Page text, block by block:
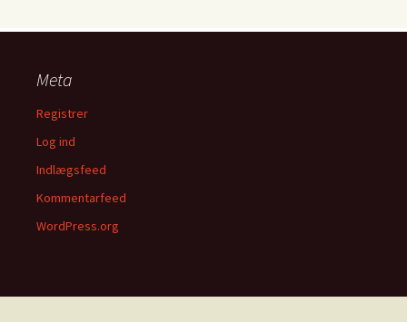
Meta
Registrer
Log ind
Indlægsfeed
Kommentarfeed
WordPress.org